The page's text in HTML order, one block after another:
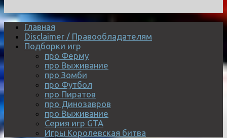
Главная
Disclaimer / Правообладателям
Подборки игр
про Ферму
про Выживание
про Зомби
про Футбол
про Пиратов
про Динозавров
про Выживание
Серия игр GTA
Игры Королевская битва